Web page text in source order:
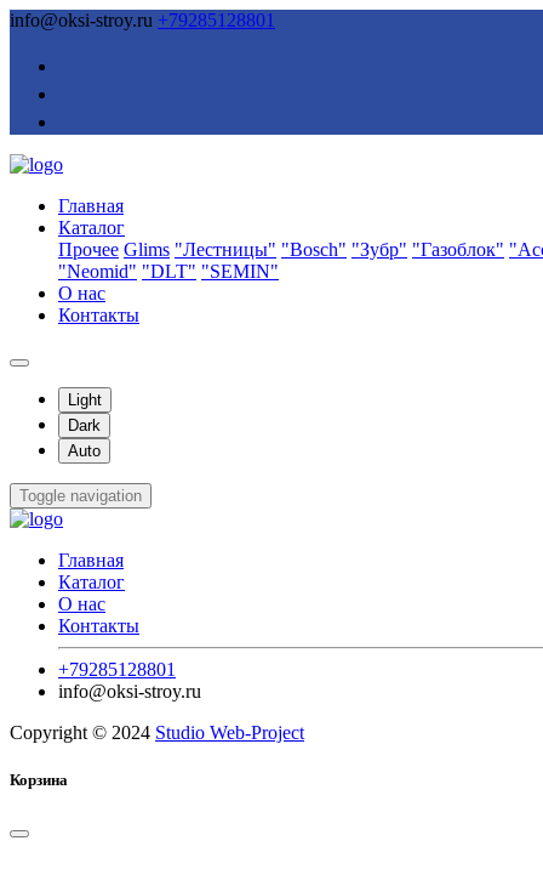
info@oksi-stroy.ru +79285128801
Главная
Каталог
Прочее Glims "Лестницы" "Bosch" "Зубр" "Газоблок"
"Neomid" "DLT" "SEMIN"
О нас
Контакты
Light
Dark
Auto
Toggle navigation
Главная
Каталог
О нас
Контакты
+79285128801
info@oksi-stroy.ru
Copyright © 2024 Studio Web-Project
Корзина